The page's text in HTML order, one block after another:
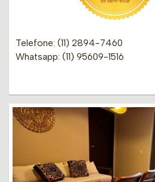
Telefone: (11) 2894-7460
Whatsapp: (11) 95609-1516